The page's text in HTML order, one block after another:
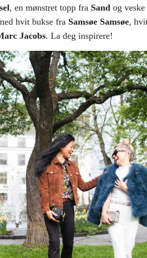
, en mønstret topp fra Sand og
hvit bukse fra Samsøe Samsøe,
Jacobs. La deg inspirere!